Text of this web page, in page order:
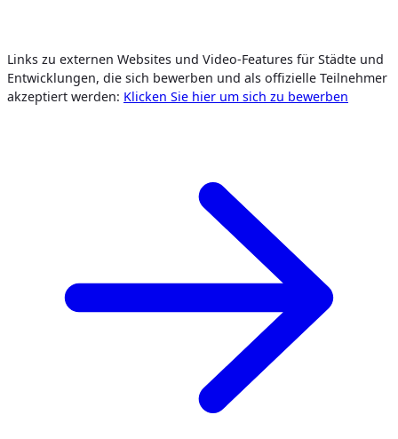
Links zu externen Websites und Video-Features für Städte und
Entwicklungen, die sich bewerben und als offizielle Teilnehmer
akzeptiert werden: Klicken Sie hier um sich zu bewerben